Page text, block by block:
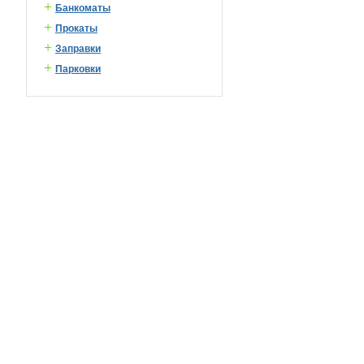
+ Банкоматы
+ Прокаты
+ Заправки
+ Парковки